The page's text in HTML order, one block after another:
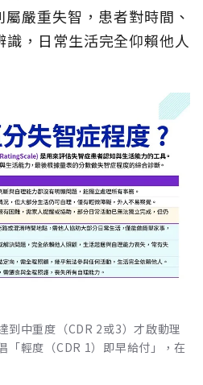
嚴重失智，患者對時間、
，日常生活完全仰賴他人
到中重度（CDR 2或3）才啟動理
「輕度（CDR 1）即早給付」，在